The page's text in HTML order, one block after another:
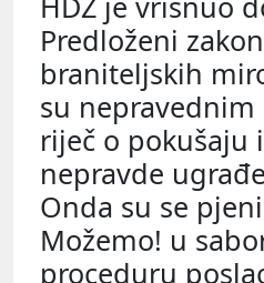
Predloženi
braniteljskih
su
riječ o pokušaju
nepravde
Onda su se
Možemo! u
proceduru